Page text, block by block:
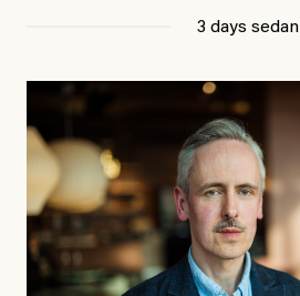
3 days sedan